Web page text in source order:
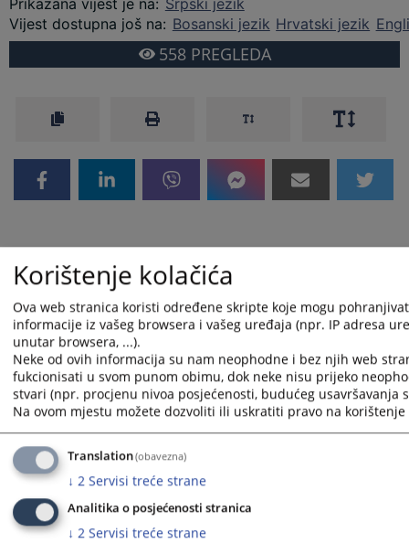
Prikazana vijest je na: Srpski jezik
Vijest dostupna još na: Bosanski jezik Hrvatski jezik
558PREGLEDA
Korištenje kolačića
Ova web stranica koristi određene skripte koje mogu
informacije iz vašeg browsera i vašeg uređaja (npr. IP adresa
unutar browsera, ...).
Neke od ovih informacija su nam neophodne i bez njih web
fukcionisati u svom punom obimu, dok neke nisu prijeko
stvari (npr. procjenu nivoa posjećenosti, budućeg usavršavanja
Na ovom mjestu možete dozvoliti ili uskratiti pravo na
Translation(obavezna)
↓ 2 Servisi treće strane
Analitika o posjećenosti stranica
↓ 2 Servisi treće strane